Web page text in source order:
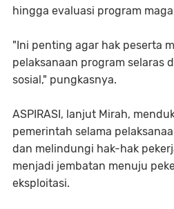
hingga evaluasi program
"Ini penting agar hak peserta
pelaksanaan program selaras
sosial," pungkasnya.
ASPIRASI, lanjut Mirah,
pemerintah selama
dan melindungi hak-hak
menjadi jembatan menuju
eksploitasi.